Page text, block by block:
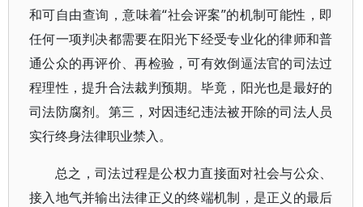
和可自由查询，意味着“社会评案”的机制可能性，即
任何一项判决都需要在阳光下经受专业化的律师和普
通公众的再评价、再检验，可有效倒逼法官的司法过
程理性，提升合法裁判预期。毕竟，阳光也是最好的
司法防腐剂。第三，对因违纪违法被开除的司法人员
实行终身法律职业禁入。
总之，司法过程是公权力直接面对社会与公众、
接入地气并输出法律正义的终端机制，是正义的最后